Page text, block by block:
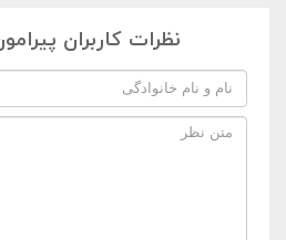
نظرات کاربران